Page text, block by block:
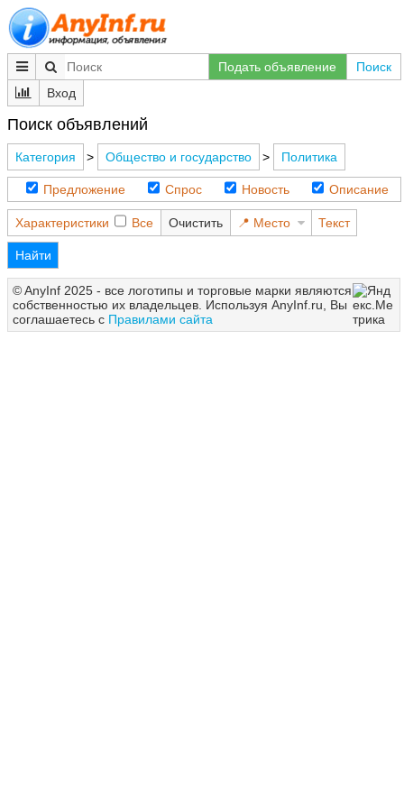
Подать объявление
Поиск
Вход
Поиск объявлений
Категория > Общество и государство > Политика
Предложение Спрос Новость Описание
Характеристики Все Очистить Место Текст
Найти
© AnyInf 2025 - все логотипы и торговые марки являются
собственностью их владельцев. Используя AnyInf.ru, Вы
соглашаетесь с Правилами сайта